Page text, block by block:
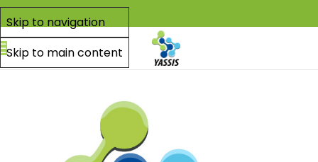
Skip to navigation
Skip to main content